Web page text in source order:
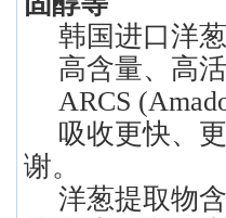
韩国进口洋
高含量、高
ARCS
吸收更快、
谢。
洋葱提取物